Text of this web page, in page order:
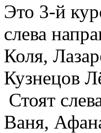
Это 3-й
слева
Коля,
Кузнецов
Стоят
Ваня,